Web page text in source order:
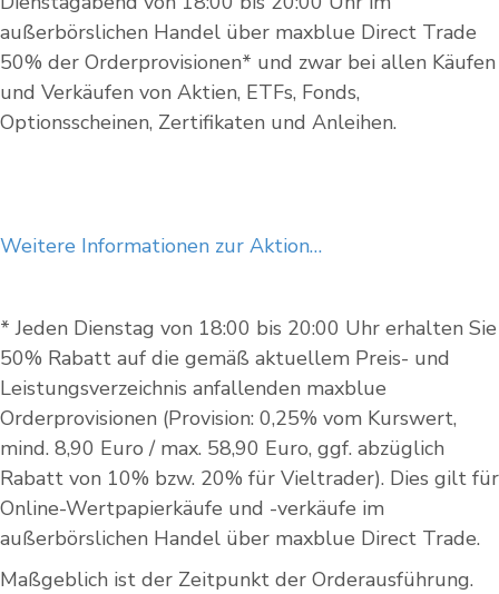
außerbörslichen Handel über maxblue Direct Trade
50% der Orderprovisionen* und zwar bei allen Käufen
und Verkäufen von Aktien, ETFs, Fonds,
Optionsscheinen, Zertifikaten und Anleihen.
Weitere Informationen zur Aktion…
* Jeden Dienstag von 18:00 bis 20:00 Uhr erhalten Sie
50% Rabatt auf die gemäß aktuellem Preis- und
Leistungsverzeichnis anfallenden maxblue
Orderprovisionen (Provision: 0,25% vom Kurswert,
mind. 8,90 Euro / max. 58,90 Euro, ggf. abzüglich
Rabatt von 10% bzw. 20% für Vieltrader). Dies gilt für
Online-Wertpapierkäufe und -verkäufe im
außerbörslichen Handel über maxblue Direct Trade.
Maßgeblich ist der Zeitpunkt der Orderausführung.